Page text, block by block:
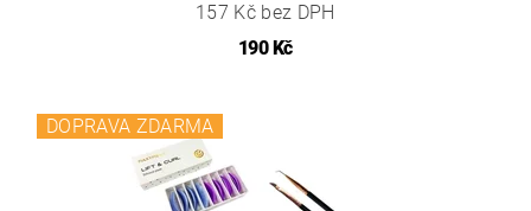
157 Kč bez DPH
190 Kč
DOPRAVA ZDARMA